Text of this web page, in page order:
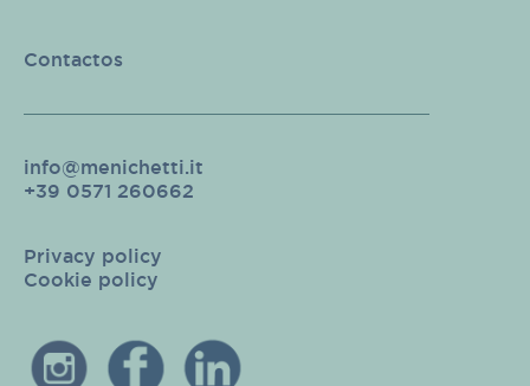
Contactos
info@menichetti.it
+39 0571 260662
Privacy policy
Cookie policy